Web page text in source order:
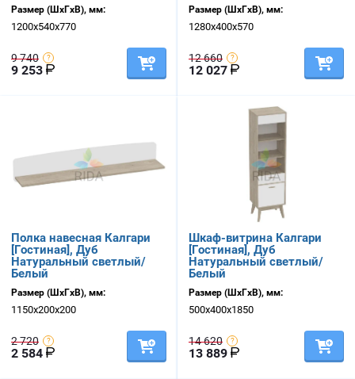
Размер (ШхГхВ), мм:
1200х540х770
9 740
9 253
Размер (ШхГхВ), мм:
1280х400х570
12 660
12 027
Полка навесная Калгари
[Гостиная], Дуб
Натуральный светлый/
Белый
Размер (ШхГхВ), мм:
1150х200х200
2 720
2 584
Шкаф-витрина Калгари
[Гостиная], Дуб
Натуральный светлый/
Белый
Размер (ШхГхВ), мм:
500х400х1850
14 620
13 889